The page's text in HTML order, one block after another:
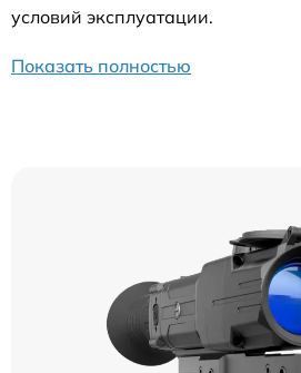
условий эксплуатации.
Показать полностью